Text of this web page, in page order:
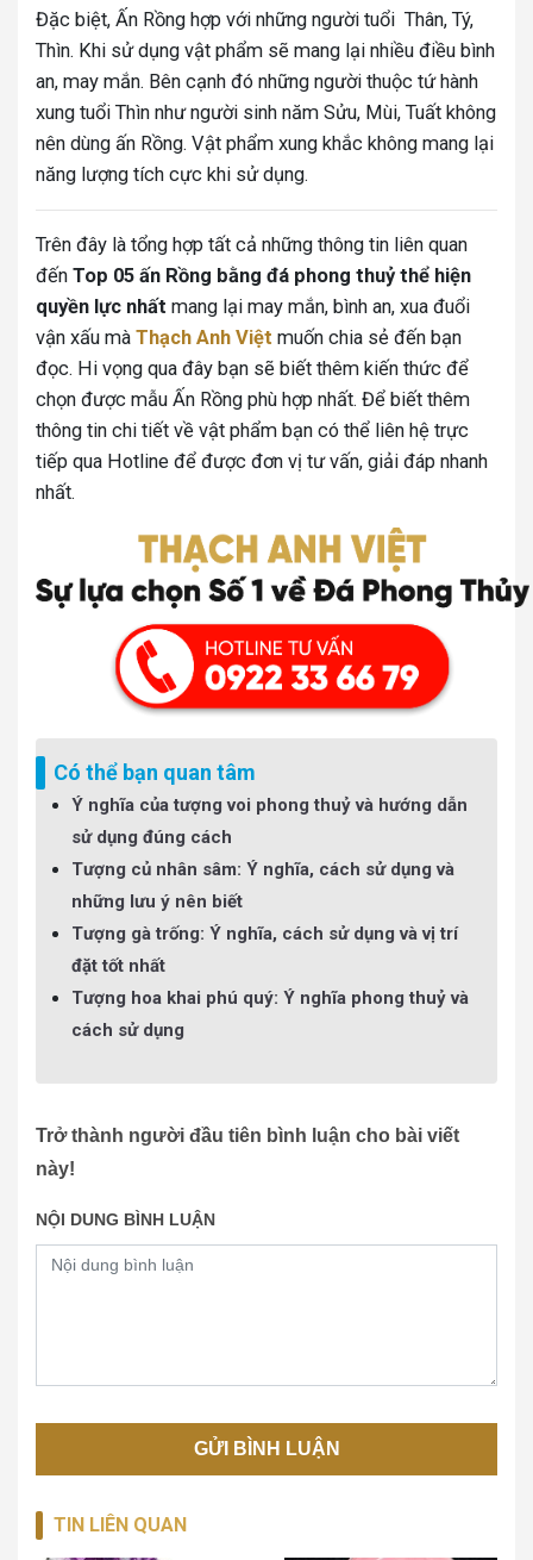
Đặc biệt, Ấn Rồng hợp với những người tuổi Thân, Tý,
Thìn. Khi sử dụng vật phẩm sẽ mang lại nhiều điều bình
an, may mắn. Bên cạnh đó những người thuộc tứ hành
xung tuổi Thìn như người sinh năm Sửu, Mùi, Tuất không
nên dùng ấn Rồng. Vật phẩm xung khắc không mang lại
năng lượng tích cực khi sử dụng.
Trên đây là tổng hợp tất cả những thông tin liên quan
đến Top 05 ấn Rồng bằng đá phong thuỷ thể hiện
quyền lực nhất mang lại may mắn, bình an, xua đuổi
vận xấu mà Thạch Anh Việt muốn chia sẻ đến bạn
đọc. Hi vọng qua đây bạn sẽ biết thêm kiến thức để
chọn được mẫu Ấn Rồng phù hợp nhất. Để biết thêm
thông tin chi tiết về vật phẩm bạn có thể liên hệ trực
tiếp qua Hotline để được đơn vị tư vấn, giải đáp nhanh
nhất.
Có thể bạn quan tâm
Ý nghĩa của tượng voi phong thuỷ và hướng dẫn
sử dụng đúng cách
Tượng củ nhân sâm: Ý nghĩa, cách sử dụng và
những lưu ý nên biết
Tượng gà trống: Ý nghĩa, cách sử dụng và vị trí
đặt tốt nhất
Tượng hoa khai phú quý: Ý nghĩa phong thuỷ và
cách sử dụng
Trở thành người đầu tiên bình luận cho bài viết
này!
NỘI DUNG BÌNH LUẬN
TIN LIÊN QUAN